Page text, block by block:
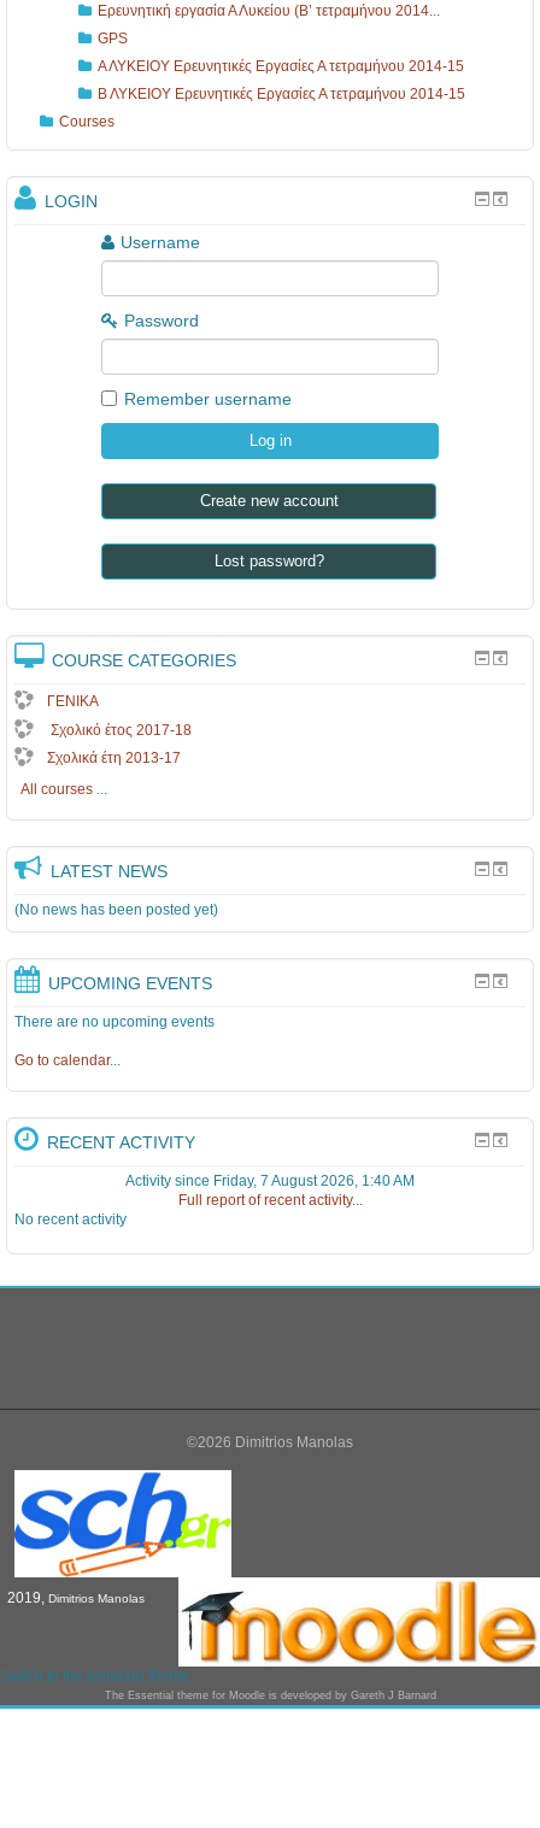
Ερευνητική εργασία Α Λυκείου (Β’ τετραμήνου 2014...
GPS
Α ΛΥΚΕΙΟΥ Ερευνητικές Εργασίες Α τετραμήνου 2014-15
Β ΛΥΚΕΙΟΥ Ερευνητικές Εργασίες Α τετραμήνου 2014-15
Courses
LOGIN
Username
Password
Remember username
Create new account
Lost password?
COURSE CATEGORIES
ΓΕΝΙΚΑ
Σχολικό έτος 2017-18
Σχολικά έτη 2013-17
All courses ...
LATEST NEWS
(No news has been posted yet)
UPCOMING EVENTS
There are no upcoming events
Go to calendar...
RECENT ACTIVITY
Activity since Friday, 7 August 2026, 1:40 AM
Full report of recent activity...
No recent activity
©2026 Dimitrios Manolas
2019, Dimitrios Manolas
Switch to the standard theme
The Essential theme for Moodle is developed by Gareth J Barnard